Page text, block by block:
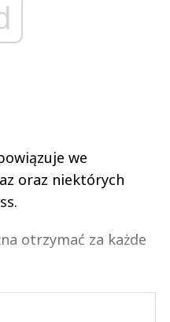
we
oraz niektórych
otrzymać za każde